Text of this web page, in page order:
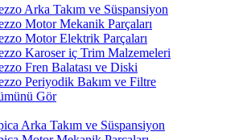
Arka Takım ve Süspansiyon
Motor Mekanik Parçaları
Motor Elektrik Parçaları
Karoser iç Trim Malzemeleri
Fren Balatası ve Diski
Periyodik Bakım ve Filtre
Gör
Arka Takım ve Süspansiyon